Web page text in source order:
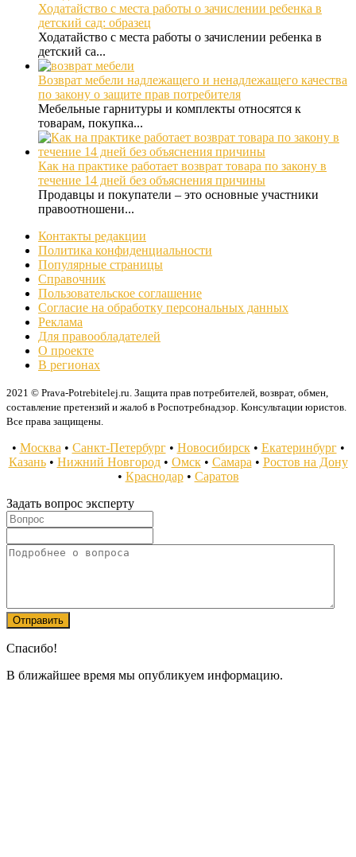
Ходатайство с места работы о зачислении ребенка в
детский сад: образец
Ходатайство с места работы о зачислении ребенка в
детский са...
Возврат мебели надлежащего и ненадлежащего качества
по закону о защите прав потребителя
Мебельные гарнитуры и комплекты относятся к
товарам, покупка...
Как на практике работает возврат товара по закону в
течение 14 дней без объяснения причины
Продавцы и покупатели – это основные участники
правоотношени...
Контакты редакции
Политика конфиденциальности
Популярные страницы
Справочник
Пользовательское соглашение
Согласие на обработку персональных данных
Реклама
Для правообладателей
О проекте
В регионах
2021 © Prava-Potrebitelej.ru. Защита прав потребителей, возврат, обмен,
составление претензий и жалоб в Роспотребнадзор. Консультации юристов.
Все права защищены.
• Москва • Санкт-Петербург• Новосибирск• Екатеринбург•
Казань• Нижний Новгород• Омск• Самара • Ростов на Дону
• Краснодар• Саратов
Задать вопрос эксперту
Спасибо!
В ближайшее время мы опубликуем информацию.